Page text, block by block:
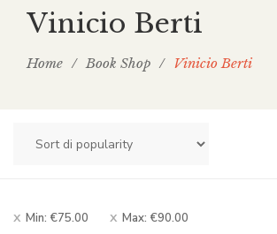
Vinicio Berti
Home / Book Shop / Vinicio Berti
Min: €75.00 Max: €90.00